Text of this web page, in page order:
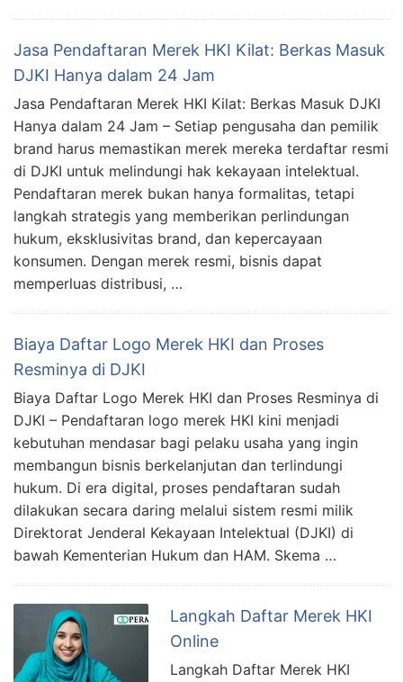
Jasa Pendaftaran Merek HKI Kilat: Berkas Masuk
DJKI Hanya dalam 24 Jam
Jasa Pendaftaran Merek HKI Kilat: Berkas Masuk DJKI
Hanya dalam 24 Jam – Setiap pengusaha dan pemilik
brand harus memastikan merek mereka terdaftar resmi
di DJKI untuk melindungi hak kekayaan intelektual.
Pendaftaran merek bukan hanya formalitas, tetapi
langkah strategis yang memberikan perlindungan
hukum, eksklusivitas brand, dan kepercayaan
konsumen. Dengan merek resmi, bisnis dapat
memperluas distribusi, …
Biaya Daftar Logo Merek HKI dan Proses
Resminya di DJKI
Biaya Daftar Logo Merek HKI dan Proses Resminya di
DJKI – Pendaftaran logo merek HKI kini menjadi
kebutuhan mendasar bagi pelaku usaha yang ingin
membangun bisnis berkelanjutan dan terlindungi
hukum. Di era digital, proses pendaftaran sudah
dilakukan secara daring melalui sistem resmi milik
Direktorat Jenderal Kekayaan Intelektual (DJKI) di
bawah Kementerian Hukum dan HAM. Skema …
Langkah Daftar Merek HKI
Online
Langkah Daftar Merek HKI